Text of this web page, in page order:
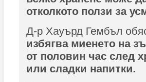
отколкото ползи за
Д-р Хауърд Гембъл
избягва миенето на
от половин час след
или сладки напитки.